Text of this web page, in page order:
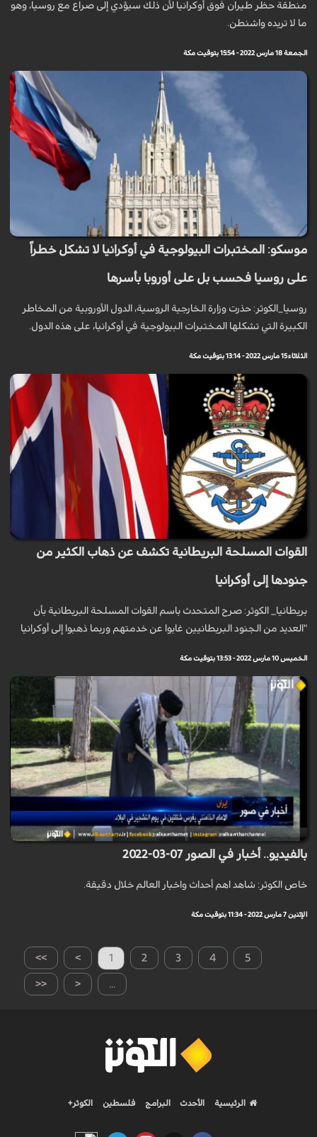
منطقة حظر طيران فوق أوكرانيا لأن ذلك سيؤدي إلى صراع مع روسيا، وهو
ما لا تريده واشنطن.
الجمعة 18 مارس 2022 - 15:54 بتوقيت مكة
موسكو: المختبرات البيولوجية في أوكرانيا لا تشكل خطراً
على روسيا فحسب بل على أوروبا بأسرها
روسيا_الكوثر: حذرت وزارة الخارجية الروسية، الدول الأوروبية من المخاطر
الكبيرة التي تشكلها المختبرات البيولوجية في أوكرانيا، على هذه الدول.
الثلاثاء 15 مارس 2022 - 13:14 بتوقيت مكة
القوات المسلحة البريطانية تكشف عن ذهاب الكثير من
جنودها إلى أوكرانيا
بريطانيا_ الكوثر: صرح المتحدث باسم القوات المسلحة البريطانية بأن
"العديد من الجنود البريطانيين غابوا عن خدمتهم وربما ذهبوا إلى أوكرانيا
الخميس 10 مارس 2022 - 13:53 بتوقيت مكة
بالفيديو.. أخبار في الصور 07-03-2022
خاص الكوثر: شاهد اهم أحداث واخبار العالم خلال دقيقة.
الإثنين 7 مارس 2022 - 11:34 بتوقيت مكة
>> > 1 2 3 4 5
...
<
<<
الرئيسية الأحدث البرامج فلسطين الكوثر+